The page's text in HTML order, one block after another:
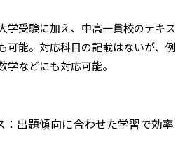
学受験に加え、中高一貫校のテキス
可能。対応科目の記載はないが、例
学などにも対応可能。
：出題傾向に合わせた学習で効率